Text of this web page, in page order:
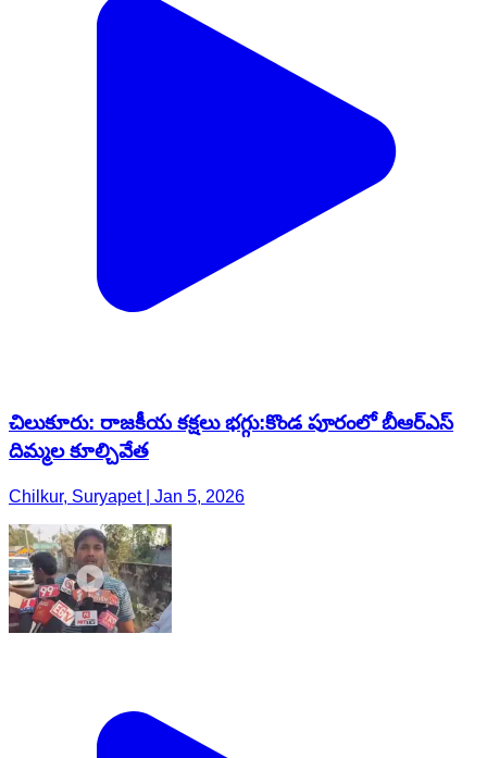
చిలుకూరు: రాజకీయ కక్షలు భగ్గు:కొండ పూరంలో బీఆర్‌ఎస్
దిమ్మల కూల్చివేత
Chilkur, Suryapet | Jan 5, 2026